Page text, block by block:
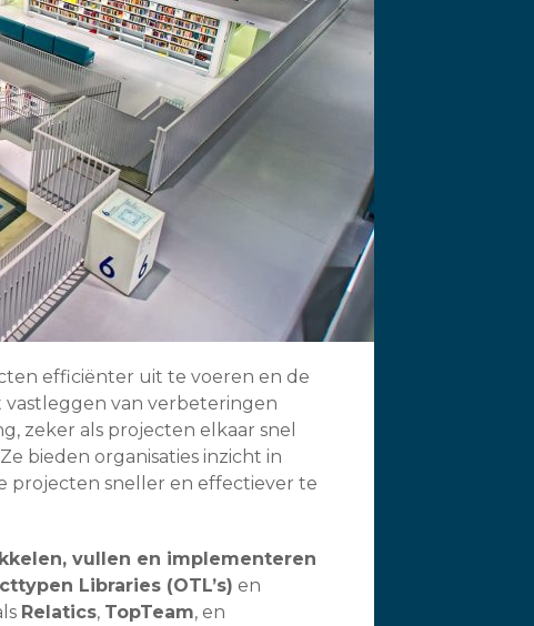
efficiënter uit te voeren en de
van verbeteringen
zeker als projecten elkaar snel
bieden organisaties inzicht in
projecten sneller en effectiever te
vullen en implementeren
Libraries (OTL’s) en
Relatics, TopTeam, en